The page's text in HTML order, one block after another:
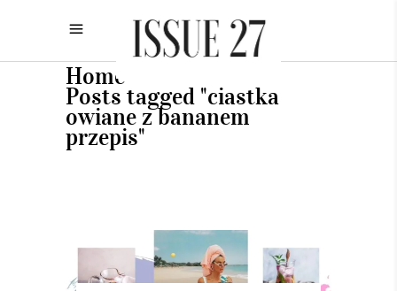
Home
Posts tagged "ciastka
owiane z bananem
przepis"